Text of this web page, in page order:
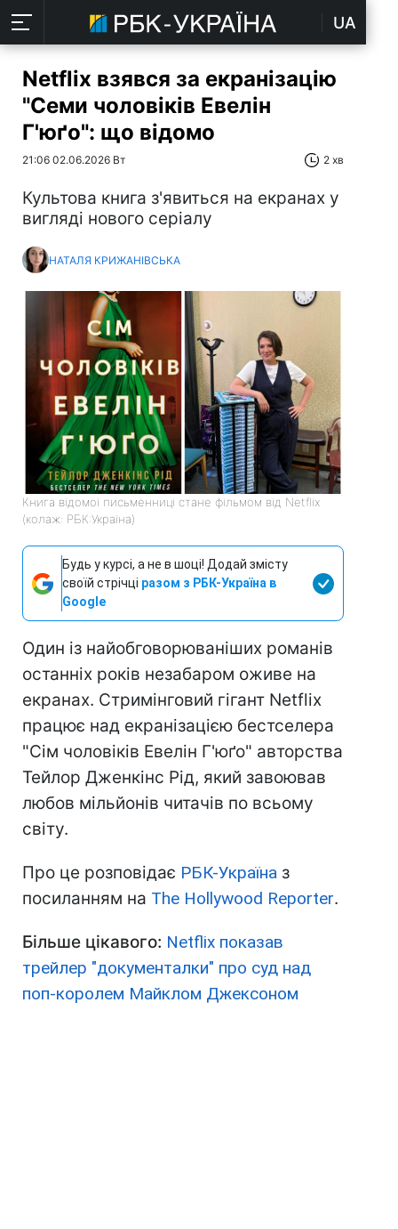
UA
Netflix взявся за екранізацію
"Семи чоловіків Евелін
Г'юґо": що відомо
21:06 02.06.2026 Вт 2 хв
Культова книга з'явиться на екранах у
вигляді нового серіалу
НАТАЛЯ КРИЖАНІВСЬКА
Книга відомої письменниці стане фільмом від Netflix
(колаж: РБК:Україна)
Будь у курсі, а не в шоці! Додай змісту
своїй стрічці разом з РБК-Україна в
Google
Один із найобговорюваніших романів
останніх років незабаром оживе на
екранах. Стримінговий гігант Netflix
працює над екранізацією бестселера
"Сім чоловіків Евелін Г'юґо" авторства
Тейлор Дженкінс Рід, який завоював
любов мільйонів читачів по всьому
світу.
Про це розповідає РБК-Україна з
посиланням на The Hollywood Reporter.
Більше цікавого: Netflix показав
трейлер "документалки" про суд над
поп-королем Майклом Джексоном